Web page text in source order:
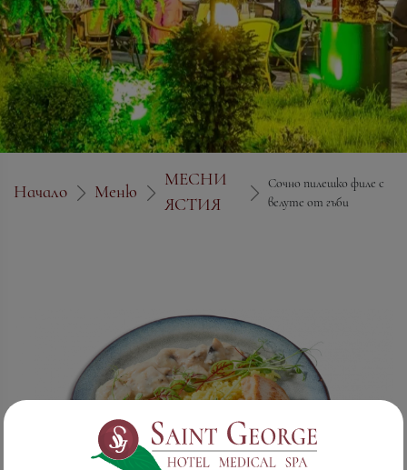
Начало Меню
МЕСНИ
ЯСТИЯ
Сочно пилешко филе с
велуте от гъби